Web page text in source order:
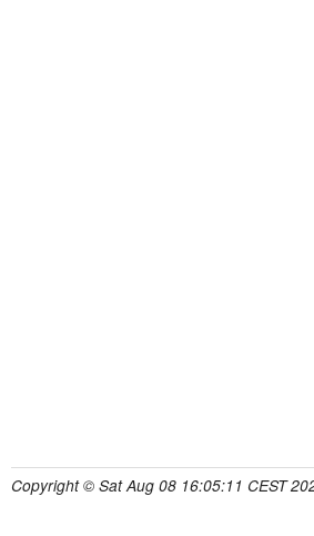
Copyright © Sat Aug 08 16:05:11 CEST